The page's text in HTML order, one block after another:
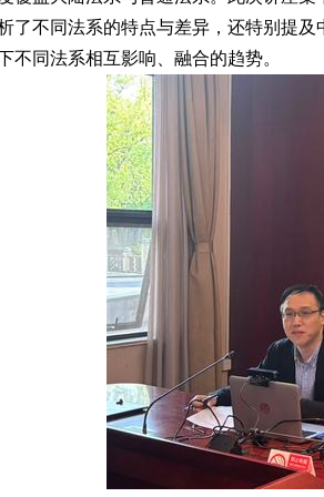
了不同法系的特点与差异，还特别提
不同法系相互影响、融合的趋势。